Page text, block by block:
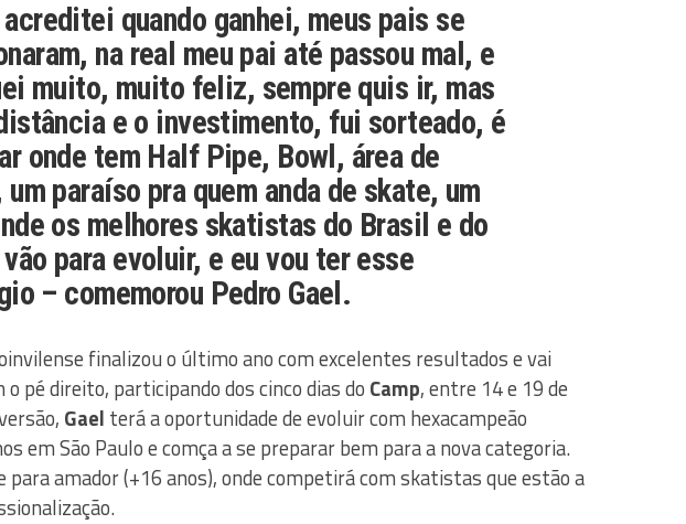
quando ganhei, meus pais se
na real meu pai até passou mal, e
muito, muito feliz, sempre quis ir, mas
e o investimento, fui sorteado, é
onde tem Half Pipe, Bowl, área de
paraíso pra quem anda de skate, um
os melhores skatistas do Brasil e do
vão para evoluir, e eu vou ter esse
– comemorou Pedro Gael.
finalizou o último ano com excelentes resultados e vai
pé direito, participando dos cinco dias do Camp, entre 14 e 19 de
Gael terá a oportunidade de evoluir com hexacampeão
em São Paulo e comça a se preparar bem para a nova categoria.
para amador (+16 anos), onde competirá com skatistas que estão a